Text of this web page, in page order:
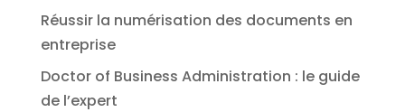
Réussir la numérisation des documents en
entreprise
Doctor of Business Administration : le guide
de l’expert